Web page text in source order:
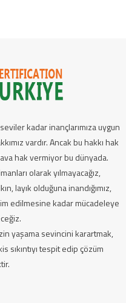
kadar inançlarımıza uygun
vardır. Ancak bu hakkı hak
hak vermiyor bu dünyada.
olarak yılmayacağız,
layık olduğuna inandığımız,
edilmesine kadar mücadeleye
yaşama sevincini karartmak,
sıkıntıyı tespit edip çözüm